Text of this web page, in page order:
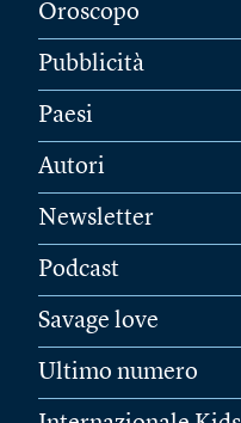
Oroscopo
Pubblicità
Paesi
Autori
Newsletter
Podcast
Savage love
Ultimo numero